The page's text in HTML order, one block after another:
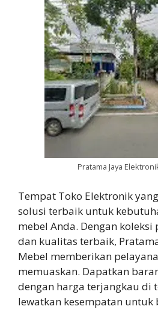
Pratama Jaya
Tempat Toko Elektronik
solusi terbaik untuk
mebel Anda. Dengan
dan kualitas terbaik,
Mebel memberikan
memuaskan. Dapatkan
dengan harga terjangkau di
lewatkan kesempatan untuk